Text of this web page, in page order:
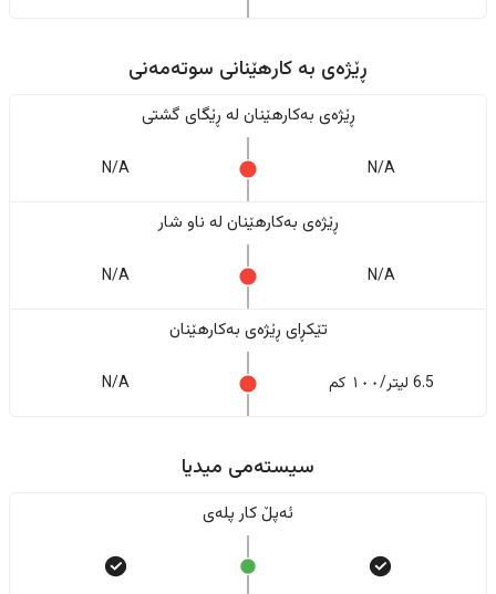
ڕێژەى به کارهێنانی سوتەمەنی
ڕێژەى بەکارهێنان له ڕێگای گشتی
N/A
N/A
ڕێژەى بەکارهێنان له ناو شار
N/A
N/A
تێکڕای ڕێژەى بەکارهێنان
6.5 لیتر/١٠٠ کم N/A
سیستەمی میدیا
ئەپڵ کار پلەی